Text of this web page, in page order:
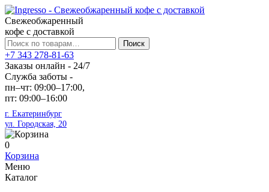
Свежеобжаренный
кофе с доставкой
Искать:
Поиск
+7 343 278-81-63
Заказы онлайн - 24/7
Служба заботы -
пн–чт: 09:00–17:00,
пт: 09:00–16:00
г. Екатеринбург
ул. Городская, 20
0
Корзина
Меню
Каталог